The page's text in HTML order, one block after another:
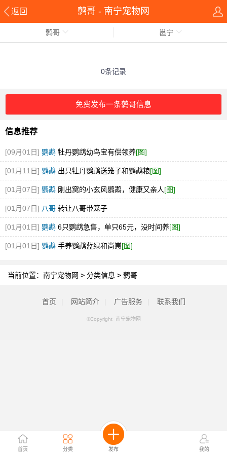
返回 鹩哥 - 南宁宠物网
首页 分类 发布 我的
鹩哥 邕宁
0条记录
免费发布一条鹩哥信息
信息推荐
[09月01日] 鹦鹉 牡丹鹦鹉幼鸟宝有偿领养[图]
[01月11日] 鹦鹉 出只牡丹鹦鹉送笼子和鹦鹉粮[图]
[01月07日] 鹦鹉 刚出窝的小玄风鹦鹉，健康又亲人[图]
[01月07日] 八哥 转让八哥带笼子
[01月01日] 鹦鹉 6只鹦鹉急售，单只65元，没时间养[图]
[01月01日] 鹦鹉 手养鹦鹉蓝绿和尚崽[图]
当前位置： 南宁宠物网 > 分类信息 > 鹩哥
首页 网站简介 广告服务 联系我们
©Copyright 南宁宠物网